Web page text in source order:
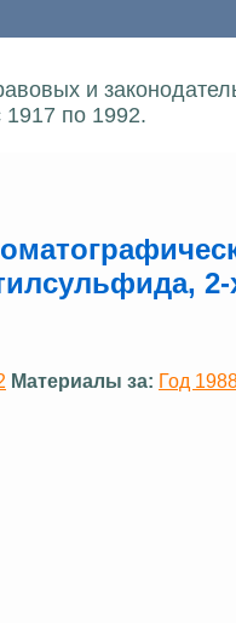
и
1917 по 1992.
Материалы за: Год